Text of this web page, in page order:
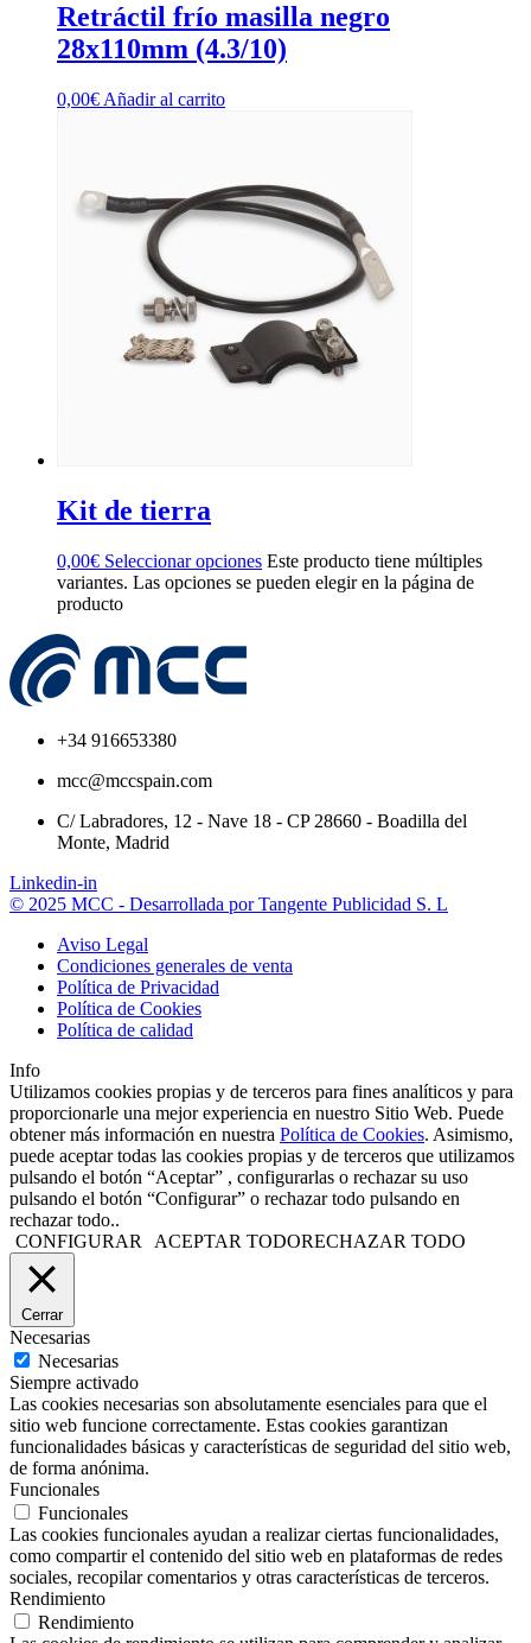
Retráctil frío masilla negro
28x110mm (4.3/10)
0,00€ Añadir al carrito
Kit de tierra
0,00€ Seleccionar opciones Este producto tiene múltiples
variantes. Las opciones se pueden elegir en la página de
producto
+34 916653380
mcc@mccspain.com
C/ Labradores, 12 - Nave 18 - CP 28660 - Boadilla del
Monte, Madrid
Linkedin-in
© 2025 MCC - Desarrollada por Tangente Publicidad S. L
Aviso Legal
Condiciones generales de venta
Política de Privacidad
Política de Cookies
Política de calidad
Info
Utilizamos cookies propias y de terceros para fines analíticos y para
proporcionarle una mejor experiencia en nuestro Sitio Web. Puede
obtener más información en nuestra Política de Cookies. Asimismo,
puede aceptar todas las cookies propias y de terceros que utilizamos
pulsando el botón “Aceptar” , configurarlas o rechazar su uso
pulsando el botón “Configurar” o rechazar todo pulsando en
rechazar todo..
CONFIGURAR
ACEPTAR TODORECHAZAR TODO
Cerrar
Necesarias
Necesarias
Siempre activado
Las cookies necesarias son absolutamente esenciales para que el
sitio web funcione correctamente. Estas cookies garantizan
funcionalidades básicas y características de seguridad del sitio web,
de forma anónima.
Funcionales
Funcionales
Las cookies funcionales ayudan a realizar ciertas funcionalidades,
como compartir el contenido del sitio web en plataformas de redes
sociales, recopilar comentarios y otras características de terceros.
Rendimiento
Rendimiento